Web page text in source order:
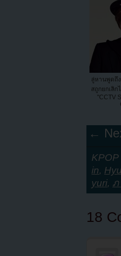
ลู่หานพูดถึง
สถูกยกเลิก
"CCTV
←
in,
yuri, ภ
18